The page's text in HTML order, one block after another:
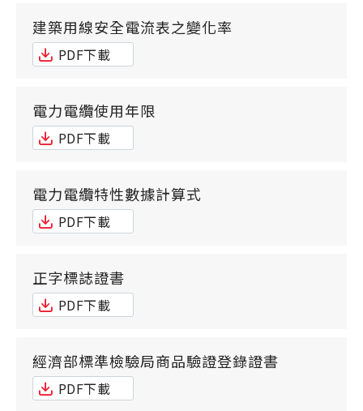
建築用線安全電流表之變化率
PDF下載
電力電纜使用年限
PDF下載
電力電纜特性數據計算式
PDF下載
正字標誌證書
PDF下載
經濟部標準檢驗局商品驗證登錄證書
PDF下載